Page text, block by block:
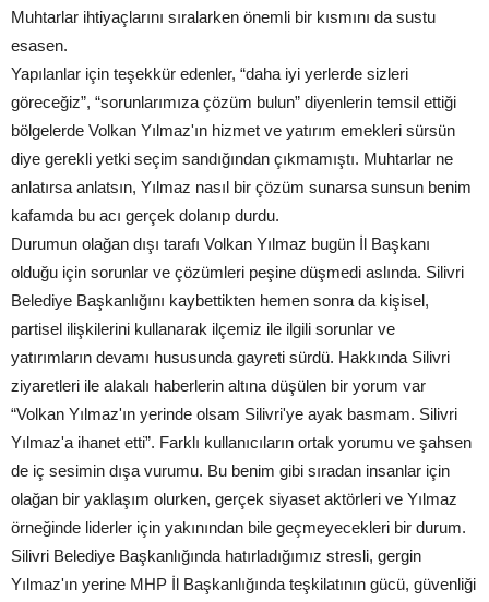
Muhtarlar ihtiyaçlarını sıralarken önemli bir kısmını da sustu
esasen.
Yapılanlar için teşekkür edenler, “daha iyi yerlerde sizleri
göreceğiz”, “sorunlarımıza çözüm bulun” diyenlerin temsil ettiği
bölgelerde Volkan Yılmaz'ın hizmet ve yatırım emekleri sürsün
diye gerekli yetki seçim sandığından çıkmamıştı. Muhtarlar ne
anlatırsa anlatsın, Yılmaz nasıl bir çözüm sunarsa sunsun benim
kafamda bu acı gerçek dolanıp durdu.
Durumun olağan dışı tarafı Volkan Yılmaz bugün İl Başkanı
olduğu için sorunlar ve çözümleri peşine düşmedi aslında. Silivri
Belediye Başkanlığını kaybettikten hemen sonra da kişisel,
partisel ilişkilerini kullanarak ilçemiz ile ilgili sorunlar ve
yatırımların devamı hususunda gayreti sürdü. Hakkında Silivri
ziyaretleri ile alakalı haberlerin altına düşülen bir yorum var
“Volkan Yılmaz'ın yerinde olsam Silivri'ye ayak basmam. Silivri
Yılmaz'a ihanet etti”. Farklı kullanıcıların ortak yorumu ve şahsen
de iç sesimin dışa vurumu. Bu benim gibi sıradan insanlar için
olağan bir yaklaşım olurken, gerçek siyaset aktörleri ve Yılmaz
örneğinde liderler için yakınından bile geçmeyecekleri bir durum.
Silivri Belediye Başkanlığında hatırladığımız stresli, gergin
Yılmaz'ın yerine MHP İl Başkanlığında teşkilatının gücü, güvenliği